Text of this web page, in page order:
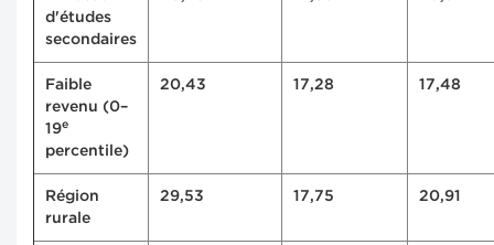
d'études
secondaires
Faible
revenu (0–
19e
percentile)
20,43 17,28 17,48
Région
rurale
29,53 17,75 20,91